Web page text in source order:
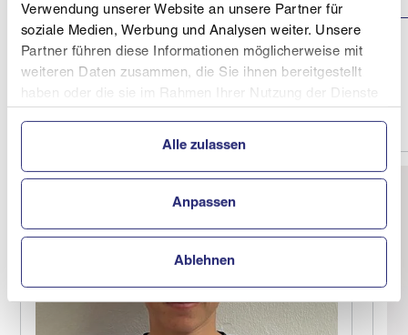
Verwendung unserer Website an unsere Partner für
soziale Medien, Werbung und Analysen weiter. Unsere
Partner führen diese Informationen möglicherweise mit
weiteren Daten zusammen, die Sie ihnen bereitgestellt
Alle zulassen
Anpassen
Ablehnen
25.03.2018
OÖ Energie AG
Nachwuchscup
Pyhrn,
Wurzeralm -
Hahnlgraben